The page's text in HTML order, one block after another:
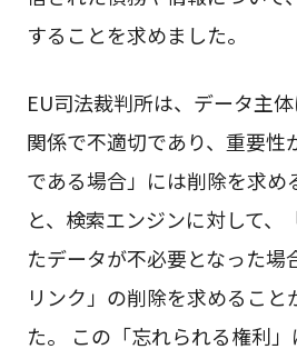
することを求めました。
EU司法裁判所は、データ主
関係で不適切であり、重要性
である場合」には削除を求め
と、検索エンジンに対して、
たデータが不必要となった場
リンク」の削除を求めること
た。 この「忘れられる権利